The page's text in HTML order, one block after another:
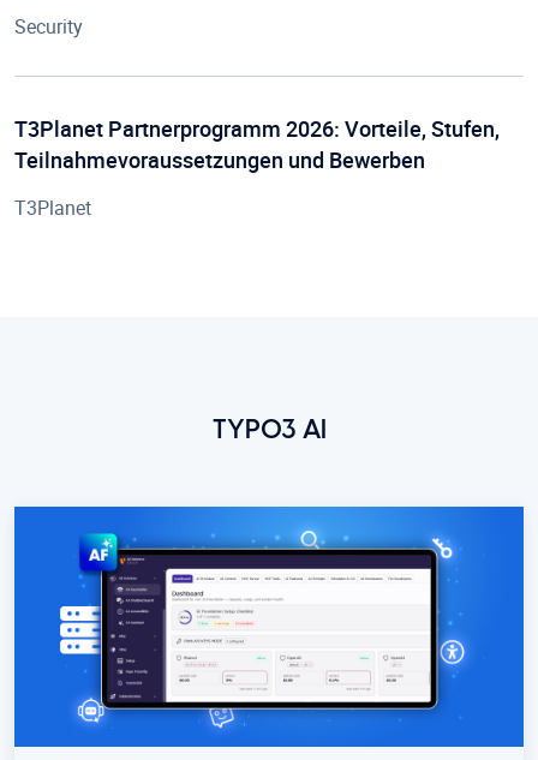
Security
T3Planet Partnerprogramm 2026: Vorteile, Stufen,
Teilnahmevoraussetzungen und Bewerben
T3Planet
TYPO3 AI